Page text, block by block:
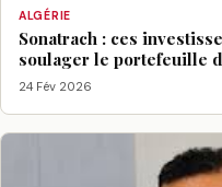
ALGÉRIE
Sonatrach : ces
soulager le portefeuille
24 Fév 2026